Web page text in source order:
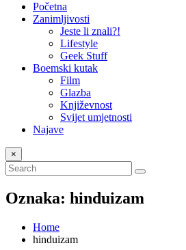
Početna
Zanimljivosti
Jeste li znali?!
Lifestyle
Geek Stuff
Boemski kutak
Film
Glazba
Književnost
Svijet umjetnosti
Najave
×
Oznaka: hinduizam
Home
hinduizam